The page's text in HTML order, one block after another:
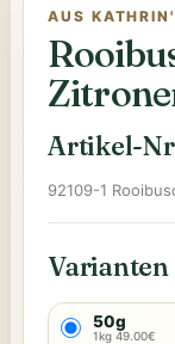
AUS
Artikel-
92109-1
Varianten
50g
1kg 49.00€